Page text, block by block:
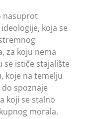
nasuprot
koja se
za koju nema
se ističe stajalište
koje na temelju
spoznaje
koji se stalno
morala.